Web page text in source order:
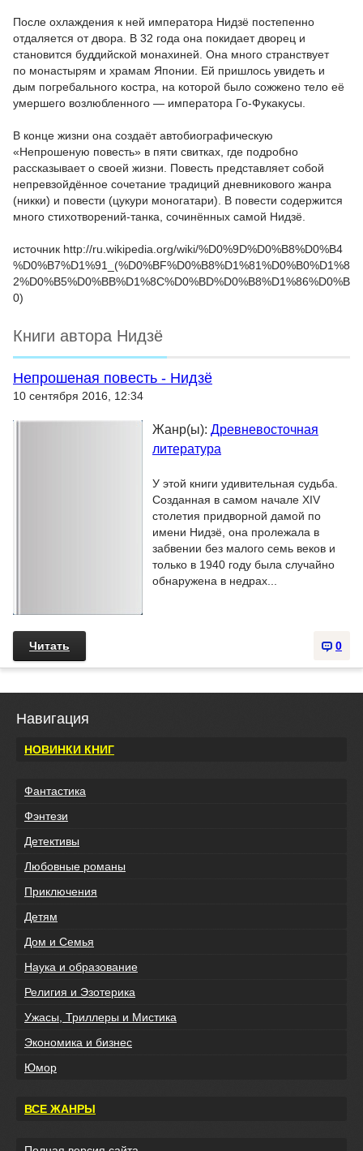
После охлаждения к ней императора Нидзё постепенно
отдаляется от двора. В 32 года она покидает дворец и
становится буддийской монахиней. Она много странствует
по монастырям и храмам Японии. Ей пришлось увидеть и
дым погребального костра, на которой было сожжено тело её
умершего возлюбленного — императора Го-Фукакусы.
В конце жизни она создаёт автобиографическую
«Непрошеную повесть» в пяти свитках, где подробно
рассказывает о своей жизни. Повесть представляет собой
непревзойдённое сочетание традиций дневникового жанра
(никки) и повести (цукури моногатари). В повести содержится
много стихотворений-танка, сочинённых самой Нидзё.
источник http://ru.wikipedia.org/wiki/%D0%9D%D0%B8%D0%B4
%D0%B7%D1%91_(%D0%BF%D0%B8%D1%81%D0%B0%D1%8
2%D0%B5%D0%BB%D1%8C%D0%BD%D0%B8%D1%86%D0%B
0)
Книги автора Нидзё
Непрошеная повесть - Нидзё
10 сентября 2016, 12:34
Жанр(ы): Древневосточная
литература
У этой книги удивительная судьба.
Созданная в самом начале XIV
столетия придворной дамой по
имени Нидзё, она пролежала в
забвении без малого семь веков и
только в 1940 году была случайно
обнаружена в недрах...
0
Читать
Навигация
НОВИНКИ КНИГ
Фантастика
Фэнтези
Детективы
Любовные романы
Приключения
Детям
Дом и Семья
Наука и образование
Религия и Эзотерика
Ужасы, Триллеры и Мистика
Экономика и бизнес
Юмор
ВСЕ ЖАНРЫ